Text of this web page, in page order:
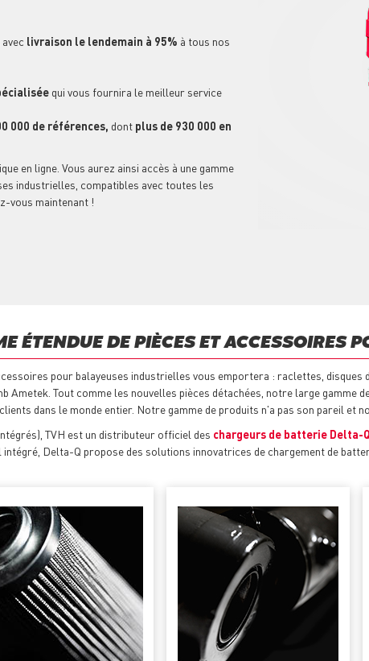
avec livraison le lendemain à 95% à tous nos
qui vous fournira le meilleur service
000 de références, dont plus de 930 000 en
en ligne. Vous aurez ainsi accès à une gamme
industrielles, compatibles avec toutes les
vous maintenant !
ÉTENDUE DE PIÈCES ET ACCESSOIRES
pour balayeuses industrielles vous emportera : raclettes,
Tout comme les nouvelles pièces détachées, notre large gamme
dans le monde entier. Notre gamme de produits n'a pas son pareil et
TVH est un distributeur officiel des chargeurs de batterie Delta-Q
Delta-Q propose des solutions innovatrices de chargement de